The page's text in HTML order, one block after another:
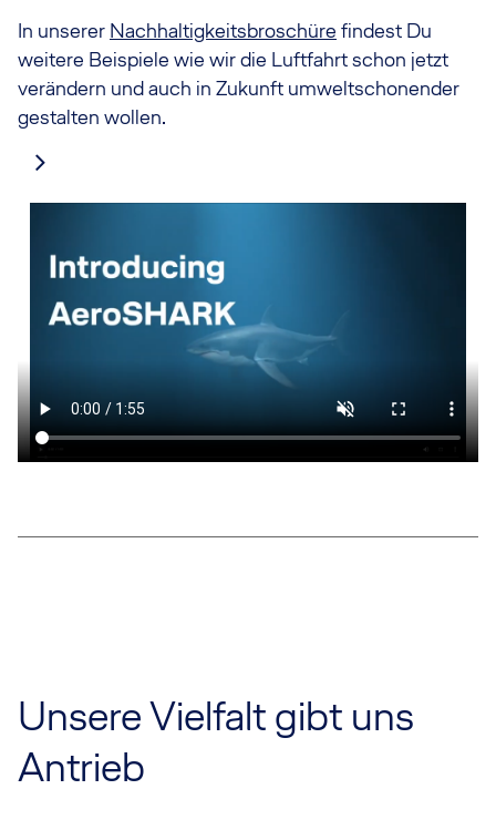
In unserer Nachhaltigkeitsbroschüre findest Du
weitere Beispiele wie wir die Luftfahrt schon jetzt
verändern und auch in Zukunft umweltschonender
gestalten wollen.
Unsere Vielfalt gibt uns
Antrieb